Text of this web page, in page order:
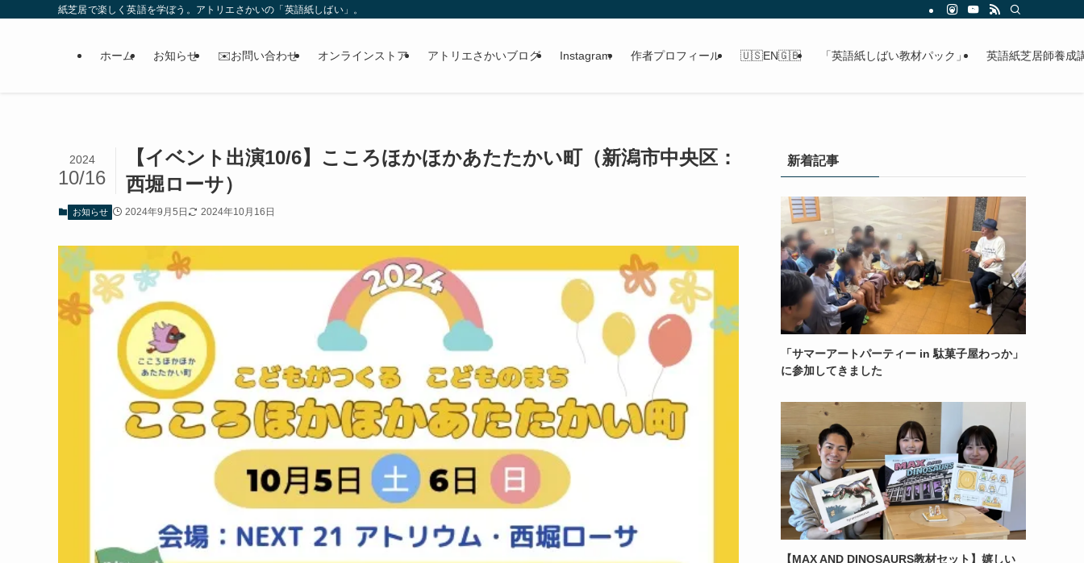
紙芝居で楽しく英語を学ぼう。アトリエさかいの「英語紙しばい」。
ホーム お知らせ ✉️お問い合わせ オンラインストア アトリエさかいブログ Instagram 作者プロフィール 🇺🇸EN🇬🇧 「英語紙しばい教材パック」 英語紙芝居師養成
【イベント出演10/6】こころほかほかあたたかい町（新潟市中央区：
西堀ローサ）
2024
10/16
お知らせ 2024年9月5日 2024年10月16日
新着記事
「サマーアートパーティー in 駄菓子屋わっか」
に参加してきました
【MAX AND DINOSAURS教材セット】嬉しい